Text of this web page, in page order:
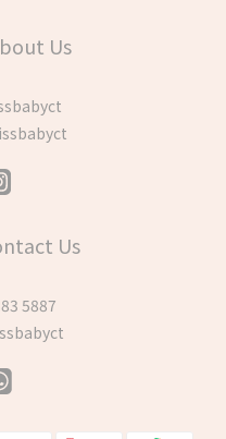
Us
Us
5887